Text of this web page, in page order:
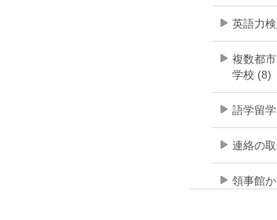
英語力
複数都
学校 (8)
語学留
連絡の
領事館